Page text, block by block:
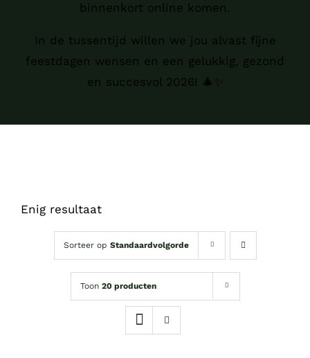
binnenkort online komen.
In de tussentijd willen we jou alvast fijne
feestdagen wensen en een gelukkig, gezond
en succesvol 2026! 🎄✨
Enig resultaat
Sorteer op Standaardvolgorde
Toon 20 producten